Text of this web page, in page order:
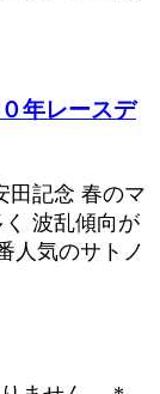
年レースデ
記念 春のマ
波乱傾向が
人気のサトノ